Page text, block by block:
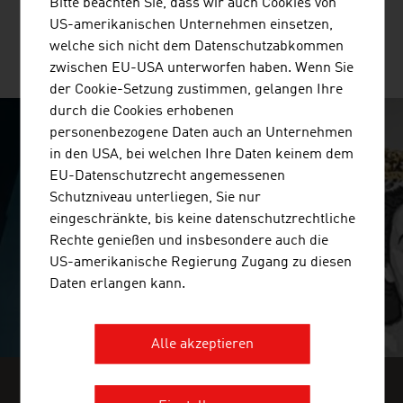
MEHR UNTERNEHMEN
SURPRISINGLY INGENIOUS
video abspielen
Bitte beachten Sie, dass wir auch Cookies von
US-amerikanischen Unternehmen einsetzen,
welche sich nicht dem Datenschutzabkommen
zwischen EU-USA unterworfen haben. Wenn Sie
der Cookie-Setzung zustimmen, gelangen Ihre
durch die Cookies erhobenen
personenbezogene Daten auch an Unternehmen
in den USA, bei welchen Ihre Daten keinem dem
EU-Datenschutzrecht angemessenen
Schutzniveau unterliegen, Sie nur
eingeschränkte, bis keine datenschutzrechtliche
Rechte genießen und insbesondere auch die
US-amerikanische Regierung Zugang zu diesen
Daten erlangen kann.
Alle akzeptieren